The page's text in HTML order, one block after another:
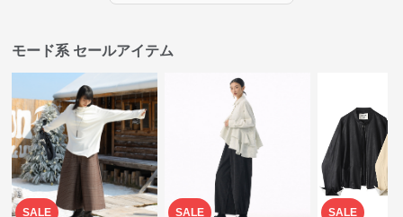
モード系 セールアイテム
SALE SALE SALE